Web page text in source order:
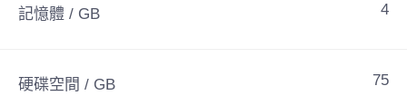
記憶體 / GB 4
硬碟空間 / GB 75